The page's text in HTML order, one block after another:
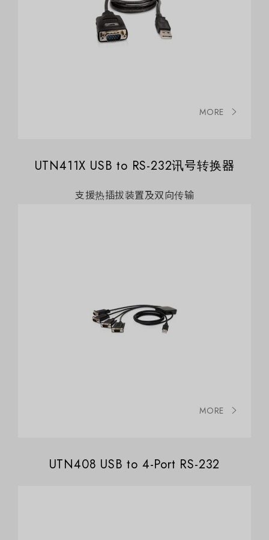
MORE
UTN411X USB to RS-232讯号转换器
支援热插拔装置及双向传输
MORE
UTN408 USB to 4-Port RS-232